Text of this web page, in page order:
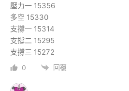
壓力一 15356
多空 15330
支撐一 15314
支撐二 15295
支撐三 15272
0 回覆